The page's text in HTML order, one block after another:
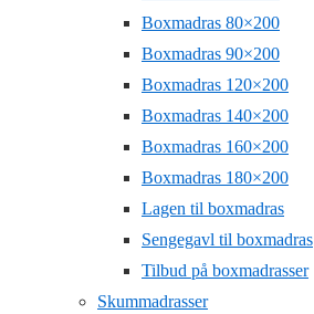
Boxmadras 80×200
Boxmadras 90×200
Boxmadras 120×200
Boxmadras 140×200
Boxmadras 160×200
Boxmadras 180×200
Lagen til boxmadras
Sengegavl til boxmadras
Tilbud på boxmadrasser
Skummadrasser